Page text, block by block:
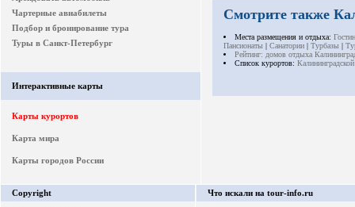
Чартерные авиабилеты
Подбор и бронирование тура
Туры в Санкт-Петербург
Интерактивные карты
Карты курортов
Карта мира
Карты городов России
Смотрите также
Места размещения и отдыха:
Пансионаты | Санатории | Турбазы |
Рейтинг: домов отдыха
Список курортов:
Copyright Что искали на tour-info.ru